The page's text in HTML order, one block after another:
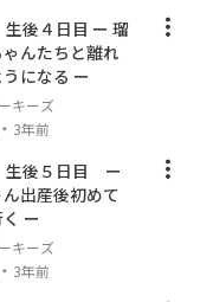
４日目 ー 瑠
んたちと離れ
になる ー
キーズ
・ 3年前
後５日目 ー
出産後初めて
ー
キーズ
・ 3年前